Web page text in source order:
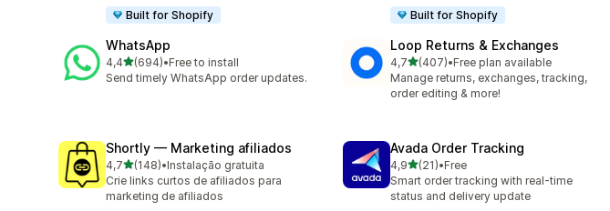
Built for Shopify
Built for Shopify
WhatsApp
4,4de 5 estrelas
(694)
694 total de avaliações
•Free to install
Send timely WhatsApp order updates.
Loop Returns & Exchanges
4,7de 5 estrelas
(407)
407 total de avaliações
•Free plan available
Manage returns, exchanges, tracking,
order editing & more!
Shortly — Marketing afiliados
4,7de 5 estrelas
(148)
148 total de avaliações
•Instalação gratuita
Crie links curtos de afiliados para
marketing de afiliados
Avada Order Tracking
4,9de 5 estrelas
(21)
21 total de avaliações
•Free
Smart order tracking with real-time
status and delivery update